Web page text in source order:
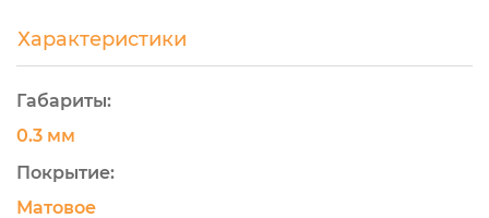
Характеристики
Габариты:
0.3 мм
Покрытие:
Матовое